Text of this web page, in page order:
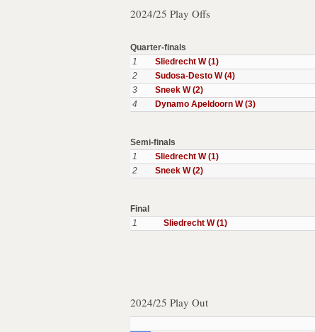
2024/25 Play Offs
Quarter-finals
1
Sliedrecht W (1)
2
Sudosa-Desto W (4)
3
Sneek W (2)
4
Dynamo Apeldoorn W (3)
Semi-finals
1
Sliedrecht W (1)
2
Sneek W (2)
Final
1
Sliedrecht W (1)
2024/25 Play Out